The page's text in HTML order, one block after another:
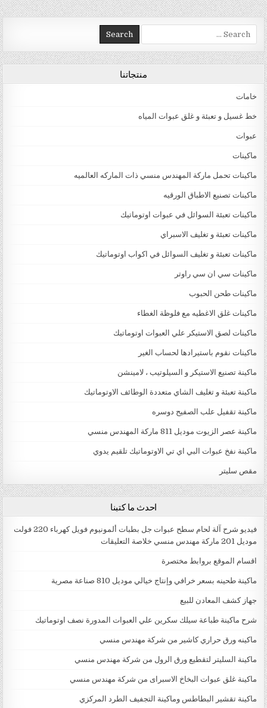
Search for:
منتجاتنا
خامات
خط غسيل و تعبئة و غلق عبوات المياه
عبوات
ماكينات
ماكينات تحمل ماركة المهندس منسي ذات الماركه العالميه
ماكينات تصنيع الاطباق الورقيه
ماكينات تعبئة السوائل في عبوات اوتوماتيك
ماكينات تعبئة و تغليف الاسبراي
ماكينات تعبئة و تغليف السوائل في اكواب اوتوماتيك
ماكينات سي ان سي راوتر
ماكينات طحن الحبوب
ماكينات غلق الاغطيه مع فلوظة الغطاء
ماكينات لصق الاستيكر علي العبوات اوتوماتيك
ماكينات نقوم باستيرادها لحساب الغير
ماكينة تصنيع الاستيكر و السيلوتيب ، لامينشن
ماكينة تعبئة و تغليف الشاي متعددة الوطائف الاوتوماتيك
ماكينة تقفيل علب الصفيح دوسره
ماكينة عصر الزيوت موديل 811 ماركة المهندس منسي
ماكينة نفخ عبوات البي اي تي الاوتوماتيك تلقيم يدوي
مقص سليتر
احدث ما كتبنا
فيديو شرح آلة لحام سطح عبوات جل بطبات ألمونيوم فويل كهرباء 220 فولت
موديل 201 ماركة مهندس منسي خلاصة التعليقات
اقسام الموقع بروابط مختصرة
ماكينة طحينه بسعر خرافي وإنتاج خيالي موديل 810 صناعة مصرية
جهاز كشف المعادن للبيع
شرح ماكينة طباعة سيلك سكرين علي العبوات المدورة نصف اوتوماتيك
ماكينه ورق حراري كاشير من شركة مهندس منسي
ماكينة السليتر لتقطيع ورق الرول من شركة مهندس منسي
ماكينة غلق عبوات البخاخ الاسبراى من شركة مهندس منسي
ماكينة تقشير البطاطس وماكينة التجفيف الطرد المركزي